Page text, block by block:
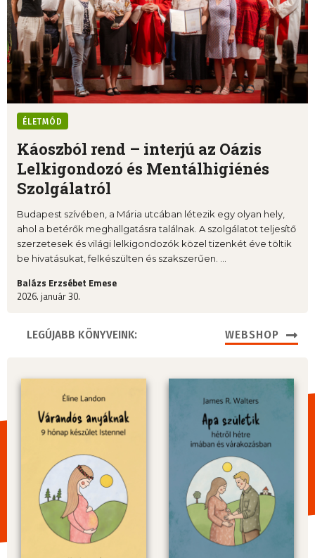
ÉLETMÓD
Káoszból rend – interjú az Oázis
Lelkigondozó és Mentálhigiénés
Szolgálatról
Budapest szívében, a Mária utcában létezik egy olyan hely,
ahol a betérők meghallgatásra találnak. A szolgálatot teljesítő
szerzetesek és világi lelkigondozók közel tizenkét éve töltik
be hivatásukat, felkészülten és szakszerűen. ...
Balázs Erzsébet Emese
2026. január 30.
LEGÚJABB KÖNYVEINK: WEBSHOP